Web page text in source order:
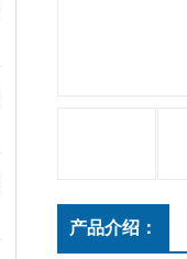
产品介绍：